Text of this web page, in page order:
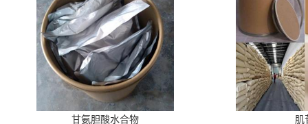
甘氨胆酸水合物 肌